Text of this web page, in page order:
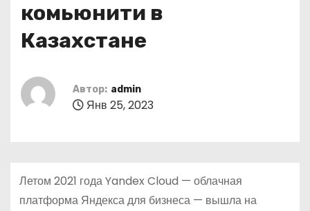
комьюнити в
Казахстане
Автор: admin
Янв 25, 2023
Летом 2021 года Yandex Cloud — облачная
платформа Яндекса для бизнеса — вышла на